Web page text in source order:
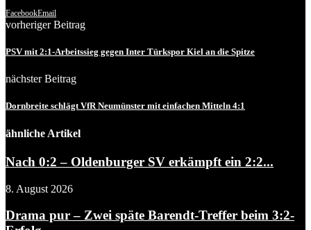
FacebookEmail
vorheriger Beitrag
PSV mit 2:1-Arbeitssieg gegen Inter Türkspor Kiel an die Spitze
nächster Beitrag
Dornbreite schlägt VfR Neumünster mit einfachen Mitteln 4:1
ähnliche Artikel
Nach 0:2 – Oldenburger SV erkämpft ein 2:2...
8. August 2026
Drama pur – Zwei späte Barendt-Treffer beim 3:2-